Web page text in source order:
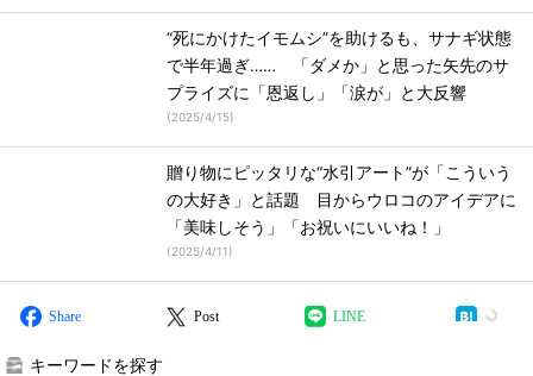
“死にかけたイモムシ”を助けるも、サナギ状態
で半年過ぎ…… 「ダメか」と思った矢先のサ
プライズに「恩返し」「涙が」と大反響
(2025/4/15)
贈り物にピッタリな“水引アート”が「こういう
の大好き」と話題 目からウロコのアイデアに
「美味しそう」「お祝いにいいね！」
(2025/4/11)
Share Post LINE
キーワードを探す